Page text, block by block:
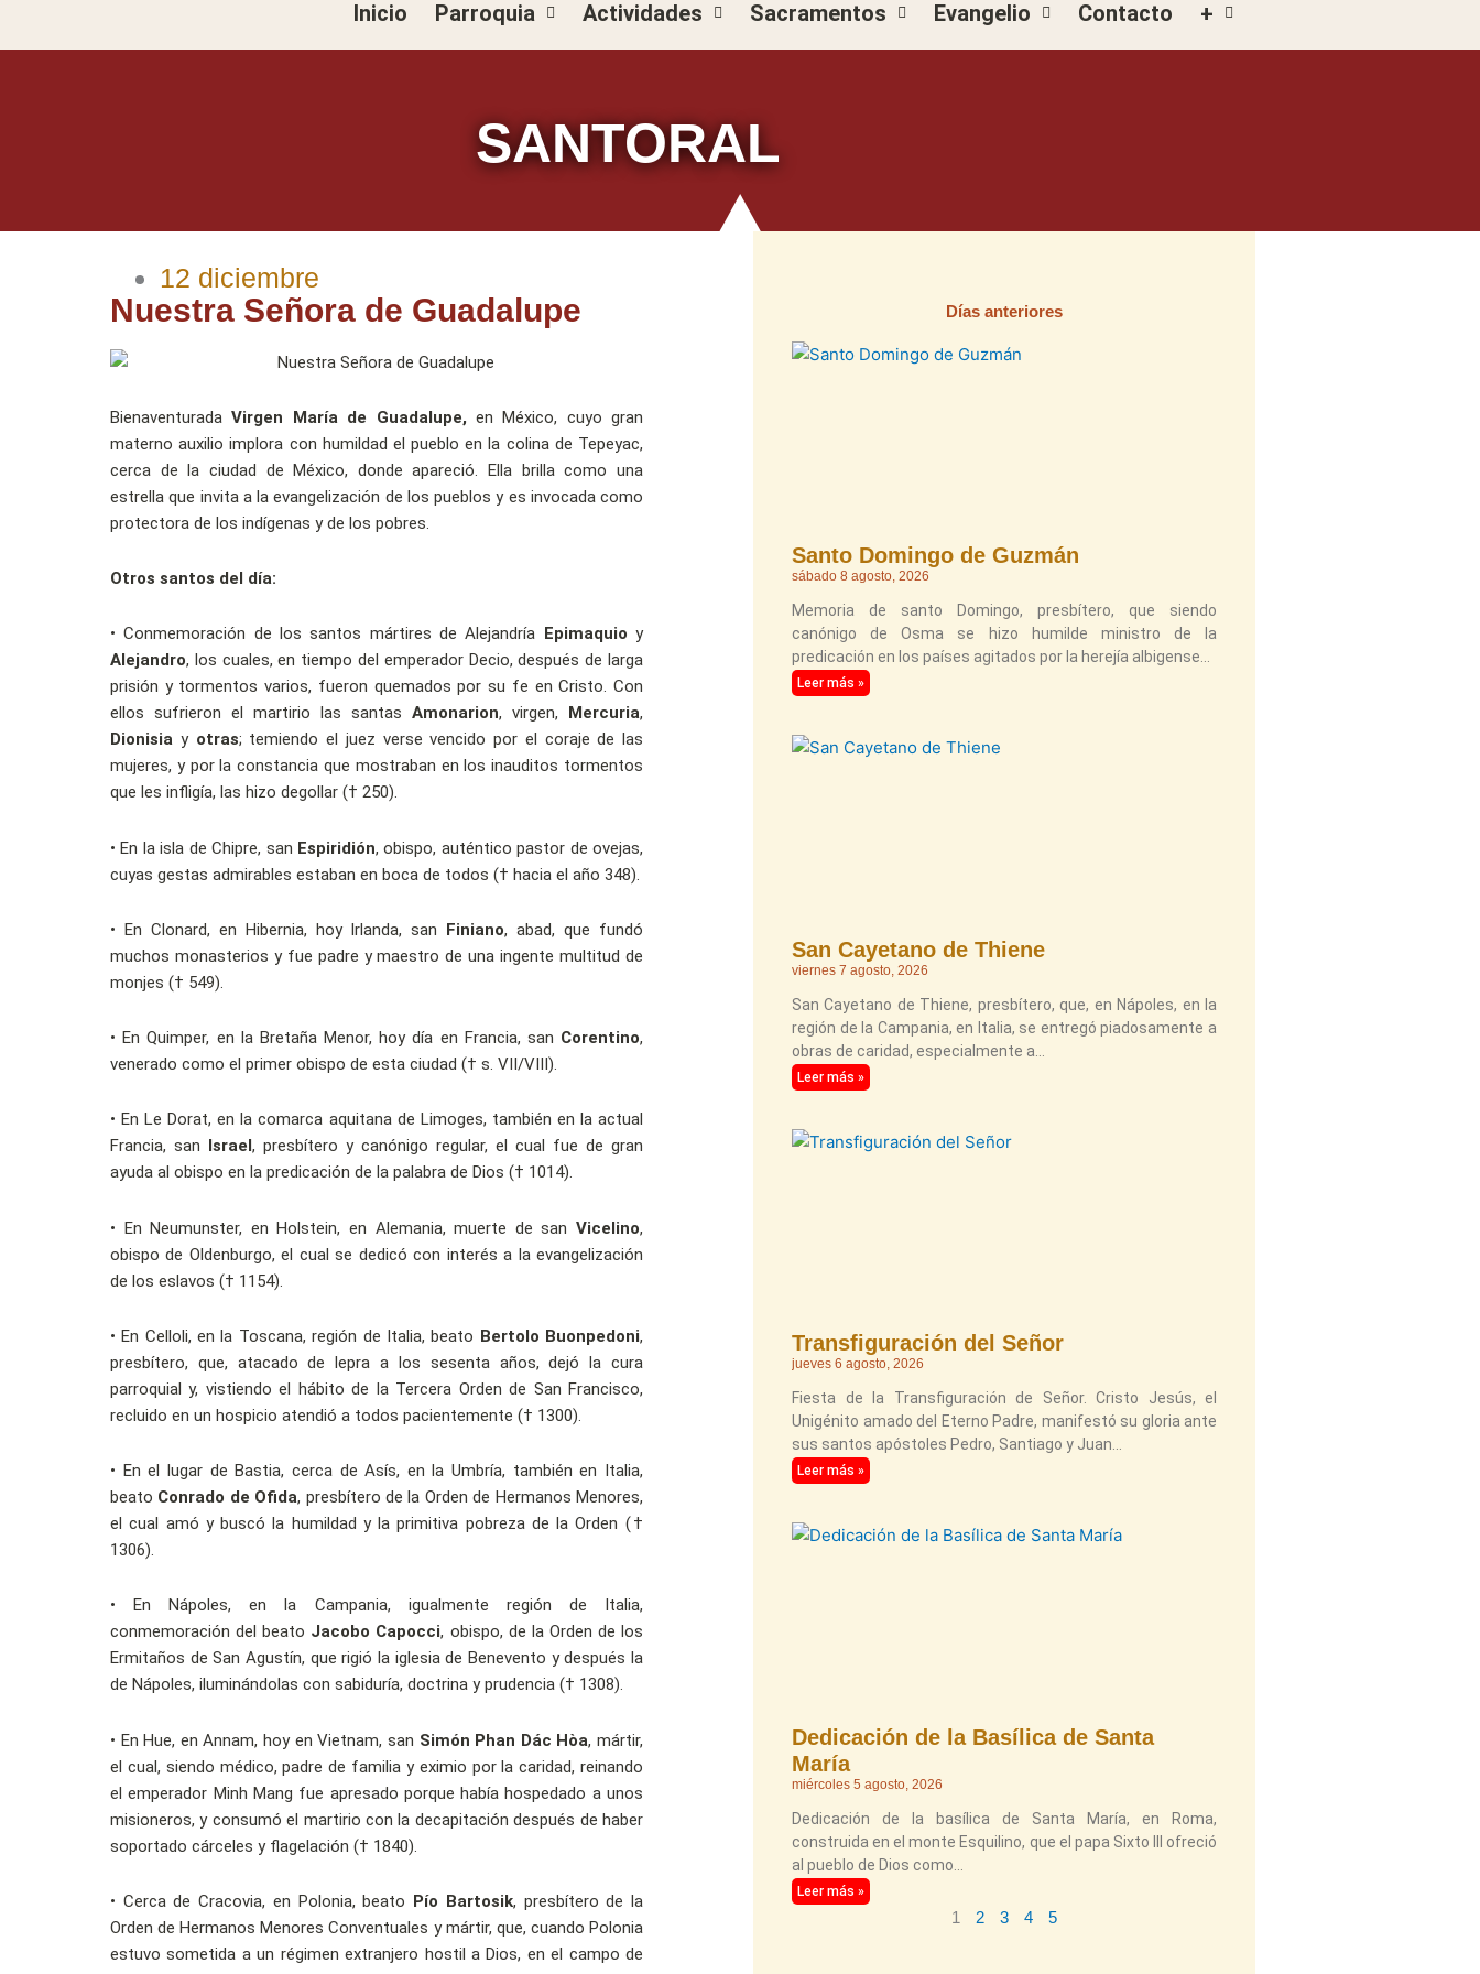
Inicio Parroquia Actividades Sacramentos Evangelio Contacto +
SANTORAL
12 diciembre
Nuestra Señora de Guadalupe
BienaventuradaVirgen María de Guadalupe, en México, cuyo gran
materno auxilio implora con humildad el pueblo en la colina de Tepeyac,
cerca de la ciudad de México, donde apareció. Ella brilla como una
estrella que invita a la evangelización de los pueblos y es invocada como
protectora de los indígenas y de los pobres.
Otros santos del día:
• Conmemoración de los santos mártires de Alejandría Epimaquio y
Alejandro, los cuales, en tiempo del emperador Decio, después de larga
prisión y tormentos varios, fueron quemados por su fe en Cristo. Con
ellos sufrieron el martirio las santas Amonarion, virgen, Mercuria,
Dionisia y otras; temiendo el juez verse vencido por el coraje de las
mujeres, y por la constancia que mostraban en los inauditos tormentos
que les infligía, las hizo degollar († 250).
• En la isla de Chipre, san Espiridión, obispo, auténtico pastor de ovejas,
cuyas gestas admirables estaban en boca de todos († hacia el año 348).
• En Clonard, en Hibernia, hoy Irlanda, san Finiano, abad, que fundó
muchos monasterios y fue padre y maestro de una ingente multitud de
monjes († 549).
• En Quimper, en la Bretaña Menor, hoy día en Francia, san Corentino,
venerado como el primer obispo de esta ciudad († s. VII/VIII).
• En Le Dorat, en la comarca aquitana de Limoges, también en la actual
Francia, san Israel, presbítero y canónigo regular, el cual fue de gran
ayuda al obispo en la predicación de la palabra de Dios († 1014).
• En Neumunster, en Holstein, en Alemania, muerte de san Vicelino,
obispo de Oldenburgo, el cual se dedicó con interés a la evangelización
de los eslavos († 1154).
• En Celloli, en la Toscana, región de Italia, beato Bertolo Buonpedoni,
presbítero, que, atacado de lepra a los sesenta años, dejó la cura
parroquial y, vistiendo el hábito de la Tercera Orden de San Francisco,
recluido en un hospicio atendió a todos pacientemente († 1300).
• En el lugar de Bastia, cerca de Asís, en la Umbría, también en Italia,
beato Conrado de Ofida, presbítero de la Orden de Hermanos Menores,
el cual amó y buscó la humildad y la primitiva pobreza de la Orden (†
1306).
• En Nápoles, en la Campania, igualmente región de Italia,
conmemoración del beato Jacobo Capocci, obispo, de la Orden de los
Ermitaños de San Agustín, que rigió la iglesia de Benevento y después la
de Nápoles, iluminándolas con sabiduría, doctrina y prudencia († 1308).
• En Hue, en Annam, hoy en Vietnam, san Simón Phan Dác Hòa, mártir,
el cual, siendo médico, padre de familia y eximio por la caridad, reinando
el emperador Minh Mang fue apresado porque había hospedado a unos
misioneros, y consumó el martirio con la decapitación después de haber
soportado cárceles y flagelación († 1840).
• Cerca de Cracovia, en Polonia, beato Pío Bartosik, presbítero de la
Orden de Hermanos Menores Conventuales y mártir, que, cuando Polonia
estuvo sometida a un régimen extranjero hostil a Dios, en el campo de
Días anteriores
Santo Domingo de Guzmán
sábado 8 agosto, 2026
Memoria de santo Domingo, presbítero, que siendo
canónigo de Osma se hizo humilde ministro de la
predicación en los países agitados por la herejía albigense
Leer más »
San Cayetano de Thiene
viernes 7 agosto, 2026
San Cayetano de Thiene, presbítero, que, en Nápoles, en la
región de la Campania, en Italia, se entregó piadosamente a
obras de caridad, especialmente a
Leer más »
Transfiguración del Señor
jueves 6 agosto, 2026
Fiesta de la Transfiguración de Señor. Cristo Jesús, el
Unigénito amado del Eterno Padre, manifestó su gloria ante
sus santos apóstoles Pedro, Santiago y Juan
Leer más »
Dedicación de la Basílica de Santa
María
miércoles 5 agosto, 2026
Dedicación de la basílica de Santa María, en Roma,
construida en el monte Esquilino, que el papa Sixto III ofreció
al pueblo de Dios como
Leer más »
Página
1
Página
2
Página
3 4 5